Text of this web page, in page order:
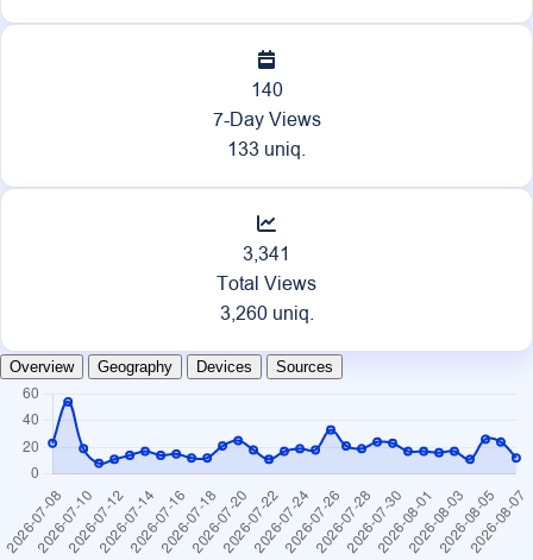
140
7-Day Views
133 uniq.
3,341
Total Views
3,260 uniq.
Overview Geography Devices Sources